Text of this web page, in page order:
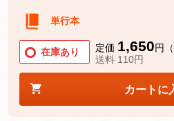
単行本
在庫あり 定価 1,650円
送料 110円
カートに